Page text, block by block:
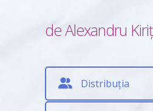
de Alexandru
Distribuția